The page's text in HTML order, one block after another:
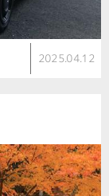
2025.04.12